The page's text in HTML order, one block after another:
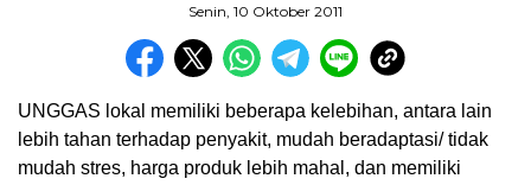
Senin, 10 Oktober 2011
UNGGAS lokal memiliki beberapa kelebihan, antara lain
lebih tahan terhadap penyakit, mudah beradaptasi/ tidak
mudah stres, harga produk lebih mahal, dan memiliki